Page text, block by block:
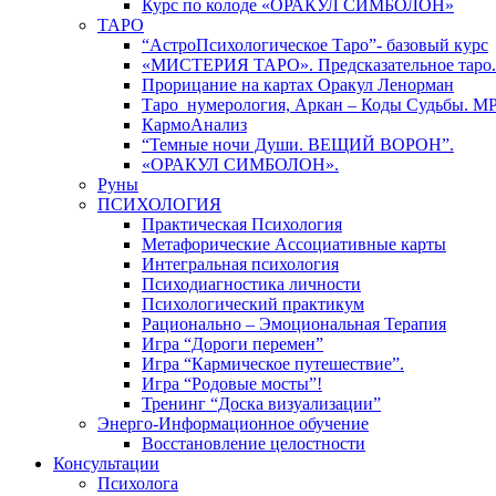
Курс по колоде «ОРАКУЛ СИМБОЛОН»
ТАРО
“АстроПсихологическое Таро”- базовый курс
«МИСТЕРИЯ ТАРО». Предсказательное таро.
Прорицание на картах Оракул Ленорман
Таро_нумерология, Аркан – Коды Судьбы.
КармоАнализ
“Темные ночи Души. ВЕЩИЙ ВОРОН”.
«ОРАКУЛ СИМБОЛОН».
Руны
ПСИХОЛОГИЯ
Практическая Психология
Метафорические Ассоциативные карты
Интегральная психология
Психодиагностика личности
Психологический практикум
Рационально – Эмоциональная Терапия
Игра “Дороги перемен”
Игра “Кармическое путешествие”.
Игра “Родовые мосты”!
Тренинг “Доска визуализации”
Энерго-Информационное обучение
Восстановление целостности
Консультации
Психолога